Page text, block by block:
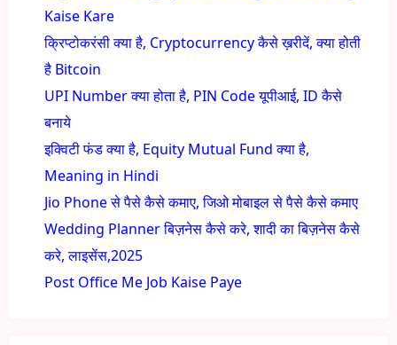
Kaise Kare
क्रिप्टोकरंसी क्या है, Cryptocurrency कैसे ख़रीदें, क्या होती
है Bitcoin
UPI Number क्या होता है, PIN Code यूपीआई, ID कैसे
बनाये
इक्विटी फंड क्या है, Equity Mutual Fund क्या है,
Meaning in Hindi
Jio Phone से पैसे कैसे कमाए, जिओ मोबाइल से पैसे कैसे कमाए
Wedding Planner बिज़नेस कैसे करे, शादी का बिज़नेस कैसे
करे, लाइसेंस,2025
Post Office Me Job Kaise Paye